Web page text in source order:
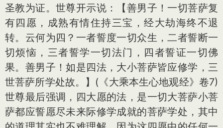
圣教为证。世尊开示说：【善男子！一切菩萨复
有四愿，成熟有情住持三宝，经大劫海终不退
转。云何为四？一者誓度一切众生，二者誓断一
切烦恼，三者誓学一切法门，四者誓证一切佛
果。善男子！如是四法，大小菩萨皆应修学，三
世菩萨所学处故。】(《大乘本生心地观经》卷7)
世尊最后强调，四大愿的法，是一切大菩萨小菩
萨都应誓愿尽未来际修学成就的菩萨学处，其中